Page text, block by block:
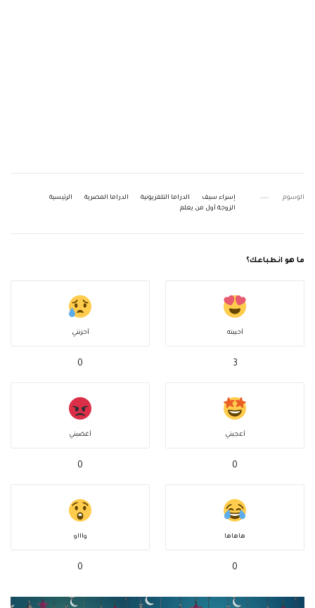
الوسوم إسراء سيف الدراما التلفزيونية الدراما المصرية
الرئيسية
الزوجة أول من يعلم
ما هو انطباعك؟
أحببته
3
أحزنني
0
أعجبني
0
أغضبني
0
هاهاها
0
واااو
0